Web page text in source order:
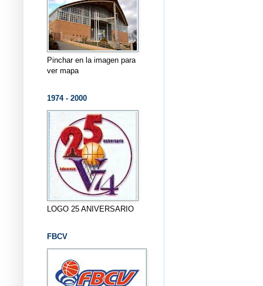
Pinchar en la imagen para
ver mapa
1974 - 2000
LOGO 25 ANIVERSARIO
FBCV